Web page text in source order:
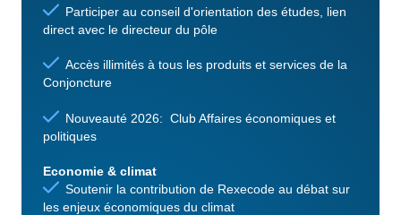
Participer au conseil d'orientation des études, lien
direct avec le directeur du pôle
Accès illimités à tous les produits et services de la
Conjoncture
Nouveauté 2026: Club Affaires économiques et
politiques
Economie & climat
Soutenir la contribution de Rexecode au débat sur
les enjeux économiques du climat